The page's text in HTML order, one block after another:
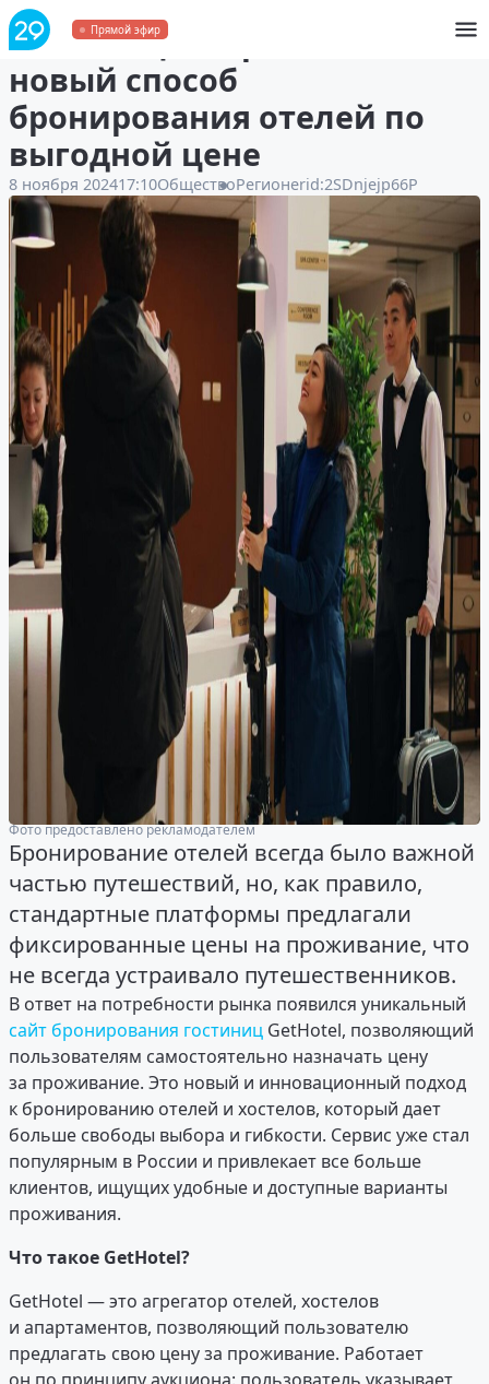
Прямой эфир
Гостиница в Архангельске:
новый способ
бронирования отелей по
выгодной цене
8 ноября 202417:10ОбществоРегионerid:2SDnjejp66P
Фото предоставлено рекламодателем
Бронирование отелей всегда было важной
частью путешествий, но, как правило,
стандартные платформы предлагали
фиксированные цены на проживание, что
не всегда устраивало путешественников.
В ответ на потребности рынка появился уникальный
сайт бронирования гостиниц GetHotel, позволяющий
пользователям самостоятельно назначать цену
за проживание. Это новый и инновационный подход
к бронированию отелей и хостелов, который дает
больше свободы выбора и гибкости. Сервис уже стал
популярным в России и привлекает все больше
клиентов, ищущих удобные и доступные варианты
проживания.
Что такое GetHotel?
GetHotel — это агрегатор отелей, хостелов
и апартаментов, позволяющий пользователю
предлагать свою цену за проживание. Работает